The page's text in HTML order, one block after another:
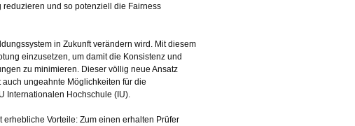
und so potenziell die Fairness
in Zukunft verändern wird. Mit diesem
einzusetzen, um damit die Konsistenz und
zu minimieren. Dieser völlig neue Ansatz
ungeahnte Möglichkeiten für die
Internationalen Hochschule (IU).
Vorteile: Zum einen erhalten Prüfer